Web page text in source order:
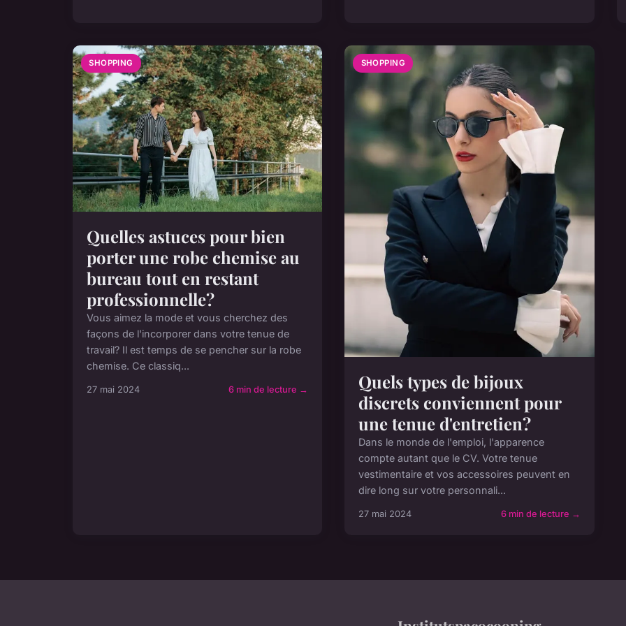
SHOPPING
Quelles astuces pour bien
porter une robe chemise au
bureau tout en restant
professionnelle?
Vous aimez la mode et vous cherchez des
façons de l'incorporer dans votre tenue de
travail? Il est temps de se pencher sur la robe
chemise. Ce classiq...
27 mai 2024 6 min de lecture →
SHOPPING
Quels types de bijoux
discrets conviennent pour
une tenue d'entretien?
Dans le monde de l'emploi, l'apparence
compte autant que le CV. Votre tenue
vestimentaire et vos accessoires peuvent en
dire long sur votre personnali...
27 mai 2024 6 min de lecture →